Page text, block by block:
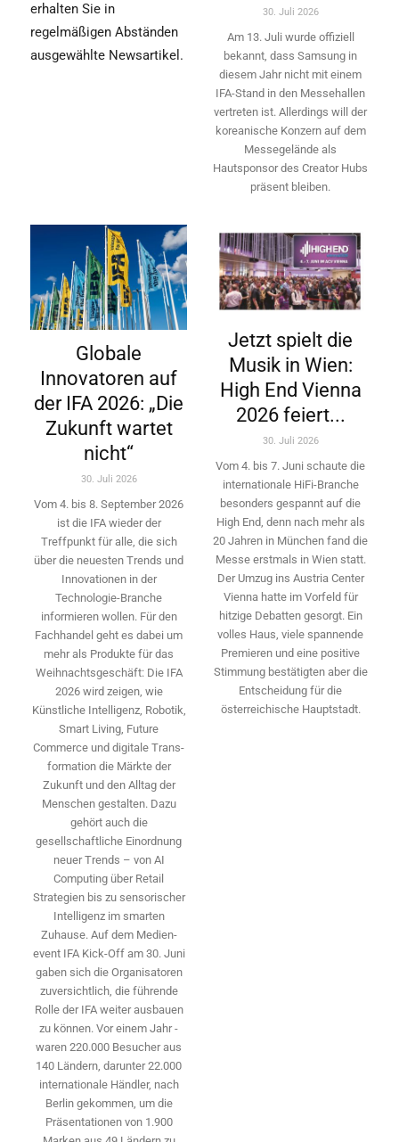
erhalten Sie in
regelmäßigen Abständen
ausgewählte Newsartikel.
30. Juli 2026
Am 13. Juli wurde offiziell
bekannt, dass Samsung in
diesem Jahr nicht mit einem
IFA-Stand in den Messehallen
vertreten ist. Allerdings will ­der
koreanische Konzern auf dem
Messegelände als
Hautsponsor des Creator Hubs
präsent bleiben.
Globale
Innovatoren auf
der IFA 2026: „Die
Zukunft wartet
nicht“
30. Juli 2026
Vom 4. bis 8. September 2026
ist die IFA wieder der
Treffpunkt für alle, die sich
über die neuesten Trends und
Innovationen in der
Technologie-­Branche
informieren wollen. Für den
Fachhandel geht es dabei um
mehr als Produkte für das
Weihnachtsgeschäft: Die IFA
2026 wird ­zeigen, wie
Künstliche Intelligenz, Robotik,
Smart Living, Future
Commerce und digitale Trans­
formation die Märkte der
Zukunft und den Alltag der
Menschen gestalten. Dazu
gehört auch die
gesellschaftliche Einordnung
neuer Trends – von AI
Computing über Retail
Strategien bis zu sensorischer
Intelligenz im smarten
Zuhause. Auf dem Medien­
event IFA Kick-Off am 30. Juni
gaben sich die Organisatoren
zuversichtlich, die führende
Rolle der IFA weiter ausbauen
zu können. Vor einem Jahr ­
waren 220.000 Besucher aus
140 ­Ländern, ­darunter 22.000
internationale Händler, nach
Berlin gekommen, um die
Präsen­tationen von 1.900
Jetzt spielt die
Musik in Wien:
High End Vienna
2026 feiert...
30. Juli 2026
Vom 4. bis 7. Juni schaute die
internationale HiFi-Branche
besonders gespannt auf die
High End, denn nach mehr als
20 Jahren in München fand die
Messe erstmals in Wien statt.
Der Umzug ins Austria Center
Vienna hatte im Vorfeld für
hitzige Debatten gesorgt. Ein
volles Haus, viele spannende
Premieren und eine positive
Stimmung bestätigten aber die
Entscheidung für die
österreichische Hauptstadt.